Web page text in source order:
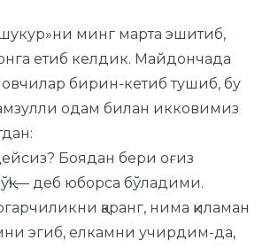
минг марта эшитиб,
етиб келдик. Майдончада
бирин-кетиб тушиб, бу
одам билан икковимиз
Боядан бери оғиз
— деб юборса бўладими.
қаранг, нима қиламан
эгиб, елкамни учирдим-да,